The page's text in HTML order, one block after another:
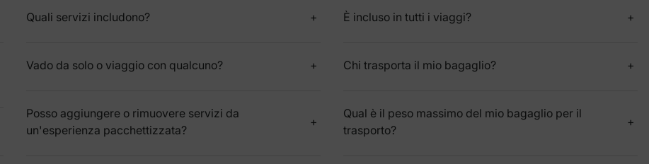
Quali servizi includono?
Vado da solo o viaggio con qualcuno?
Posso aggiungere o rimuovere servizi da
un'esperienza pacchettizzata?
È incluso in tutti i viaggi?
Chi trasporta il mio bagaglio?
Qual è il peso massimo del mio bagaglio per il
trasporto?